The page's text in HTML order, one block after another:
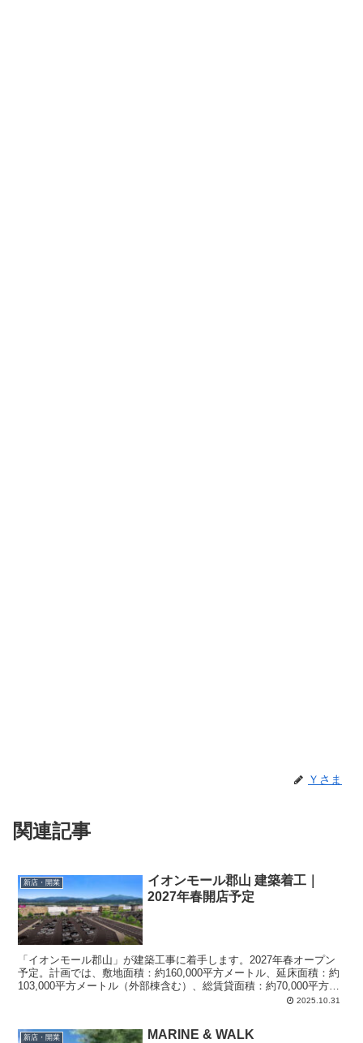
Ｙさま
関連記事
新店・開業
イオンモール郡山 建築着工｜
2027年春開店予定
「イオンモール郡山」が建築工事に着手します。2027年春オープン
予定。計画では、敷地面積：約160,000平方メートル、延床面積：約
103,000平方メートル（外部棟含む）、総賃貸面積：約70,000平方メ
ートル（外部棟含む）、建物構造：鉄骨造 地上3階建（一部4階2025.10.31
新店・開業
MARINE & WALK